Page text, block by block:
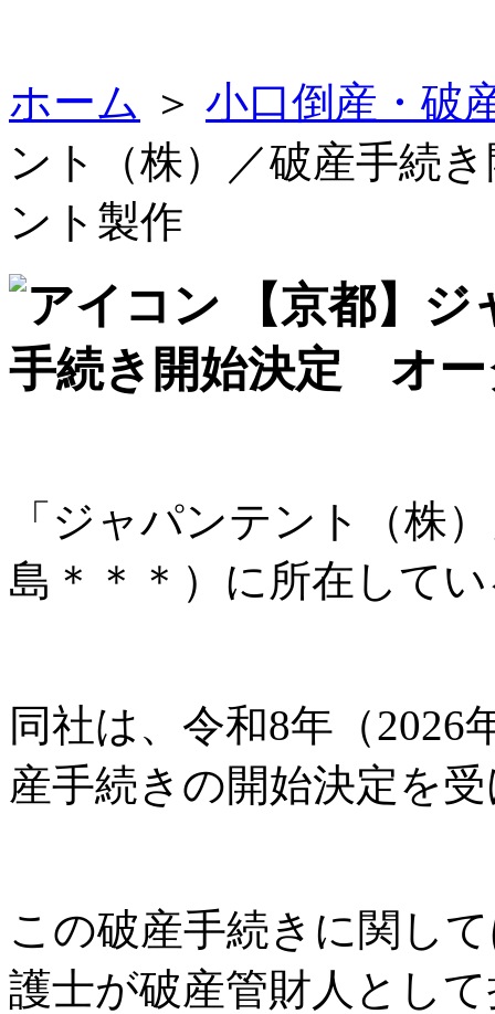
ホーム ＞ 小口倒産・破
ント（株）／破産手続
ント製作
【京都】
手続き開始決定 オー
「ジャパンテント（株
島＊＊＊）に所在して
同社は、令和8年（2026
産手続きの開始決定を
この破産手続きに関し
護士が破産管財人とし